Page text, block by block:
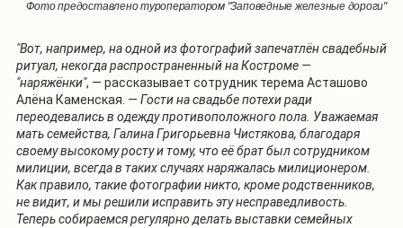
Фото предоставлено туроператором "Заповедные железные дороги"
"Вот, например, на одной из фотографий запечатлён свадебный
ритуал, некогда распространенный на Костроме —
"наряжёнки", — рассказывает сотрудник терема Асташово
Алёна Каменская. — Гости на свадьбе потехи ради
переодевались в одежду противоположного пола. Уважаемая
мать семейства, Галина Григорьевна Чистякова, благодаря
своему высокому росту и тому, что её брат был сотрудником
милиции, всегда в таких случаях наряжалась милиционером.
Как правило, такие фотографии никто, кроме родственников,
не видит, и мы решили исправить эту несправедливость.
Теперь собираемся регулярно делать выставки семейных